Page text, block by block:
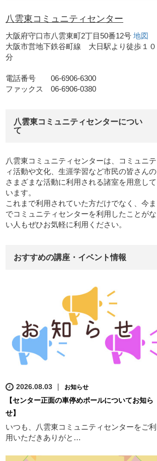
八雲東コミュニティセンター
大阪府守口市八雲東町2丁目50番12号 地図
大阪市営地下鉄谷町線 大日駅より徒歩１０
分
電話番号 06-6906-6300
ファックス 06-6906-0380
八雲東コミュニティセンターについ
て
八雲東コミュニティセンターは、コミュニテ
ィ活動や文化、生涯学習など市民の皆さんの
さまざまな活動に利用される諸室を用意して
います。
これまで利用されていた方だけでなく、今ま
でコミュニティセンターを利用したことがな
い人もぜひお気軽に利用ください。
おすすめの講座・イベント情報
2026.08.03 お知らせ
【センター正面の車停めポールについてお知ら
せ】
いつも、八雲東コミュニティセンターをご利
用いただきありがと…